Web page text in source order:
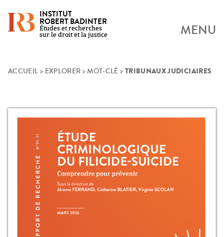
Skip
INSTITUT
ROBERT BADINTER
Études et recherches
sur le droit et la justice
MENU
ACCUEIL > EXPLORER >MOT-CLÉ > TRIBUNAUX JUDICIAIRES